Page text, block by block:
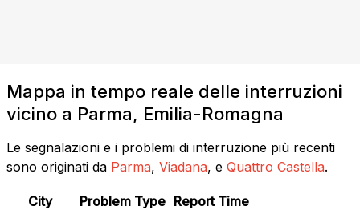
Mappa in tempo reale delle interruzioni
vicino a Parma, Emilia-Romagna
Le segnalazioni e i problemi di interruzione più recenti
sono originati da Parma, Viadana, e Quattro Castella.
City Problem Type Report Time